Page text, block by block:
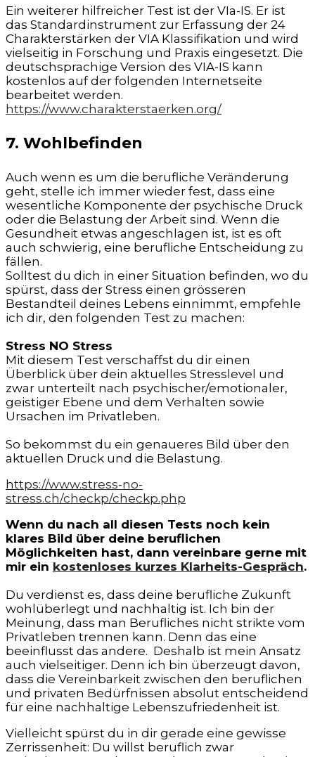
Ein weiterer hilfreicher Test ist der VIa-IS. Er ist
das Standardinstrument zur Erfassung der 24
Charakterstärken der VIA Klassifikation und wird
vielseitig in Forschung und Praxis eingesetzt. Die
deutschsprachige Version des VIA-IS kann
kostenlos auf der folgenden Internetseite
bearbeitet werden.
https://www.charakterstaerken.org/
7. Wohlbefinden
Auch wenn es um die berufliche Veränderung
geht, stelle ich immer wieder fest, dass eine
wesentliche Komponente der psychische Druck
oder die Belastung der Arbeit sind. Wenn die
Gesundheit etwas angeschlagen ist, ist es oft
auch schwierig, eine berufliche Entscheidung zu
fällen.
Solltest du dich in einer Situation befinden, wo du
spürst, dass der Stress einen grösseren
Bestandteil deines Lebens einnimmt, empfehle
ich dir, den folgenden Test zu machen:
Stress NO Stress
Mit diesem Test verschaffst du dir einen
Überblick über dein aktuelles Stresslevel und
zwar unterteilt nach psychischer/emotionaler,
geistiger Ebene und dem Verhalten sowie
Ursachen im Privatleben.
So bekommst du ein genaueres Bild über den
aktuellen Druck und die Belastung.
https://www.stress-no-
stress.ch/checkp/checkp.php
Wenn du nach all diesen Tests noch kein
klares Bild über deine beruflichen
Möglichkeiten hast, dann vereinbare gerne mit
mir ein kostenloses kurzes Klarheits-Gespräch.
Du verdienst es, dass deine berufliche Zukunft
wohlüberlegt und nachhaltig ist. Ich bin der
Meinung, dass man Berufliches nicht strikte vom
Privatleben trennen kann. Denn das eine
beeinflusst das andere. Deshalb ist mein Ansatz
auch vielseitiger. Denn ich bin überzeugt davon,
dass die Vereinbarkeit zwischen den beruflichen
und privaten Bedürfnissen absolut entscheidend
für eine nachhaltige Lebenszufriedenheit ist.
Vielleicht spürst du in dir gerade eine gewisse
Zerrissenheit: Du willst beruflich zwar